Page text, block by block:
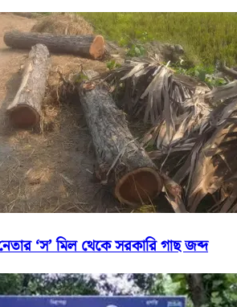
‘স’ মিল থেকে সরকারি গাছ জব্দ